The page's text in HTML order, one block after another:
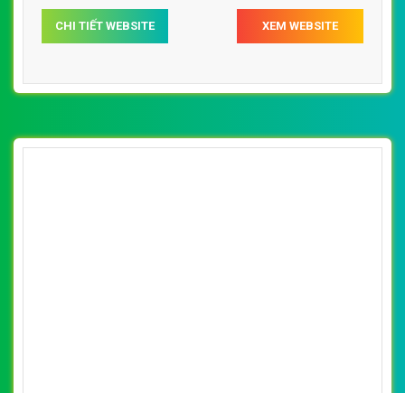
CHI TIẾT WEBSITE XEM WEBSITE